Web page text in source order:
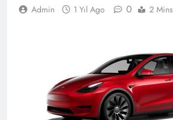
Admin 1 Yıl Ago 0 2 Mins